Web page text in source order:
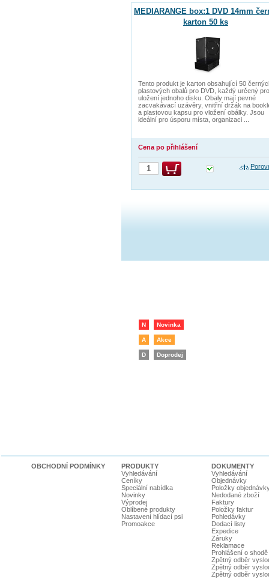
MEDIARANGE box:1 DVD 14mm
karton 50 ks
Tento produkt je karton obsahující 50
plastových obalů pro DVD, každý určený pro
uložení jednoho disku. Obaly mají pevné
zacvakávací uzávěry, vnitřní držák na
a plastovou kapsu pro vložení obálky. Jsou
ideální pro úsporu místa, organizaci ...
Cena po přihlášení
N Novinka
A Akce
D Doprodej
OBCHODNÍ PODMÍNKY
PRODUKTY
Vyhledávání
Ceníky
Speciální nabídka
Novinky
Výprodej
Oblíbené produkty
Nastavení hlídací psi
Promoakce
DOKUMENTY
Vyhledávání
Objednávky
Položky
Nedodané zboží
Faktury
Položky faktur
Pohledávky
Dodací listy
Expedice
Záruky
Reklamace
Prohlášení o shodě
Zpětný odběr
Zpětný odběr
Zpětný odběr